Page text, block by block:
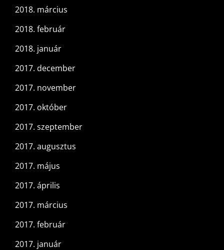
2018. március
2018. február
2018. január
2017. december
2017. november
2017. október
2017. szeptember
2017. augusztus
2017. május
2017. április
2017. március
2017. február
2017. január